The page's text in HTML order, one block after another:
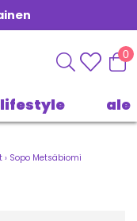
0
lifestyle ale
› Sopo Metsäbiomi